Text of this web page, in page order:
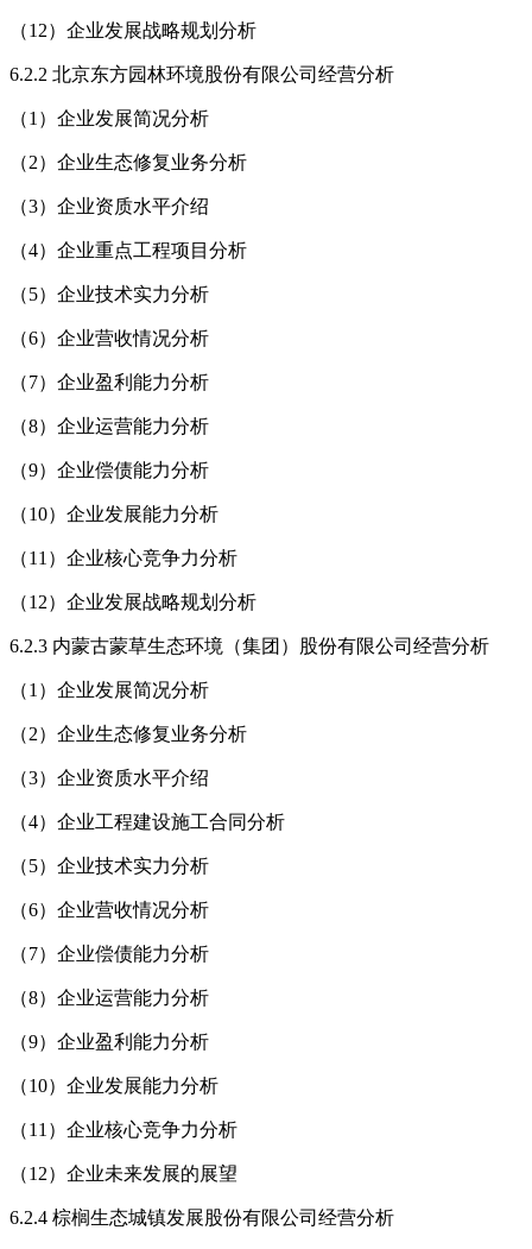
（12）企业发展战略规划分析
6.2.2 北京东方园林环境股份有限公司经营分析
（1）企业发展简况分析
（2）企业生态修复业务分析
（3）企业资质水平介绍
（4）企业重点工程项目分析
（5）企业技术实力分析
（6）企业营收情况分析
（7）企业盈利能力分析
（8）企业运营能力分析
（9）企业偿债能力分析
（10）企业发展能力分析
（11）企业核心竞争力分析
（12）企业发展战略规划分析
6.2.3 内蒙古蒙草生态环境（集团）股份有限公司经营分析
（1）企业发展简况分析
（2）企业生态修复业务分析
（3）企业资质水平介绍
（4）企业工程建设施工合同分析
（5）企业技术实力分析
（6）企业营收情况分析
（7）企业偿债能力分析
（8）企业运营能力分析
（9）企业盈利能力分析
（10）企业发展能力分析
（11）企业核心竞争力分析
（12）企业未来发展的展望
6.2.4 棕榈生态城镇发展股份有限公司经营分析